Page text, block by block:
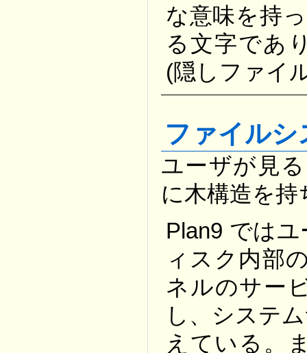
な意味を持
る文字であ
(隠しファイ
ファイル
ユーザが見
に木構造を
Plan9 では
ィスク内部
ネルのサー
し、システ
えている。